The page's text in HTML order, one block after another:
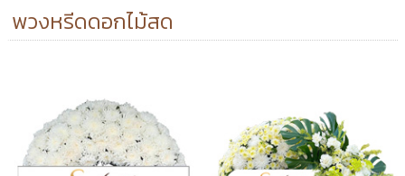
พวงหรีดดอกไม้สด